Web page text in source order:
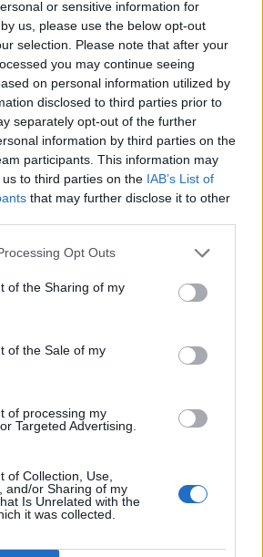
or sensitive information for
us, please use the below opt-out
selection. Please note that after your
you may continue seeing
on personal information utilized by
disclosed to third parties prior to
separately opt-out of the further
information by third parties on the
participants. This information may
to third parties on the IAB’s List of
that may further disclose it to other
Opt Outs
of the Sharing of my
of the Sale of my
of processing my
Targeted Advertising.
of Collection, Use,
and/or Sharing of my
Is Unrelated with the
it was collected.
nach Wiesbaden
schönes Wochenende
wieder das nächste Wochenende
selbiges wünsche ich dir.